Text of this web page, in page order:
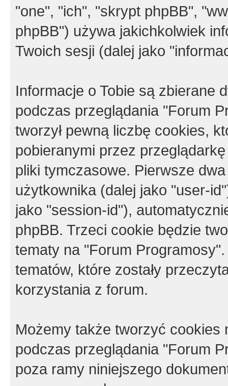
"one", "ich", "skrypt phpBB",
phpBB") używa jakichkolwiek
Twoich sesji (dalej jako
Informacje o Tobie są zbierane
podczas przeglądania "Forum
tworzył pewną liczbę cookies,
pobieranymi przez
pliki tymczasowe. Pierwsze
użytkownika (dalej jako "user-
jako "session-id"),
phpBB. Trzeci cookie będzie
tematy na "Forum
tematów, które zostały
korzystania z forum.
Możemy także tworzyć cookies
podczas przeglądania "Forum
poza ramy niniejszego